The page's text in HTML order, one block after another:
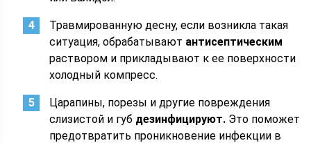
Травмированную десну, если возникла такая
ситуация, обрабатывают антисептическим
раствором и прикладывают к ее поверхности
холодный компресс.
Царапины, порезы и другие повреждения
слизистой и губ дезинфицируют. Это поможет
предотвратить проникновение инфекции в